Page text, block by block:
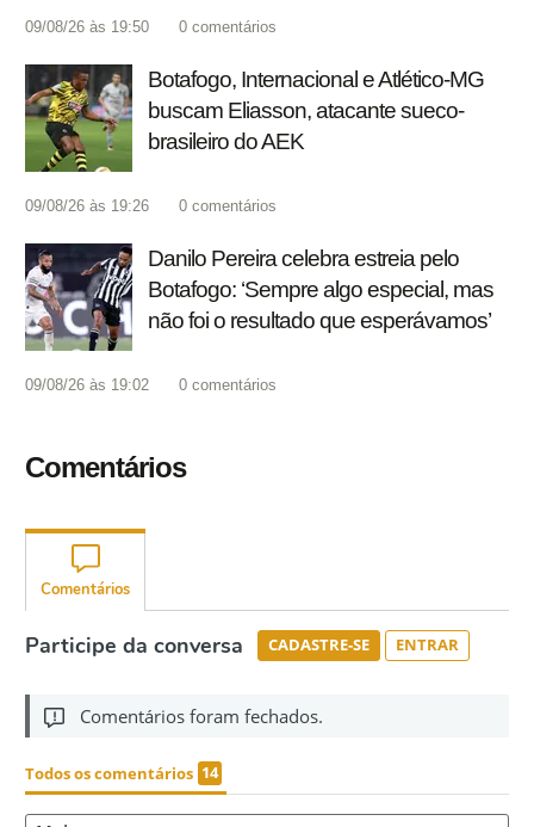
09/08/26 às 19:50 0 comentários
Botafogo, Internacional e Atlético-MG
buscam Eliasson, atacante sueco-
brasileiro do AEK
09/08/26 às 19:26 0 comentários
Danilo Pereira celebra estreia pelo
Botafogo: ‘Sempre algo especial, mas
não foi o resultado que esperávamos’
09/08/26 às 19:02 0 comentários
Comentários